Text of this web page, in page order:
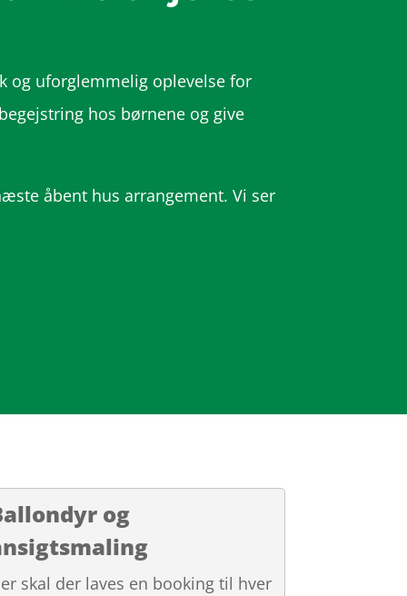
og uforglemmelig oplevelse for
hos børnene og give
åbent hus arrangement. Vi ser
og
skal der laves en booking til hver